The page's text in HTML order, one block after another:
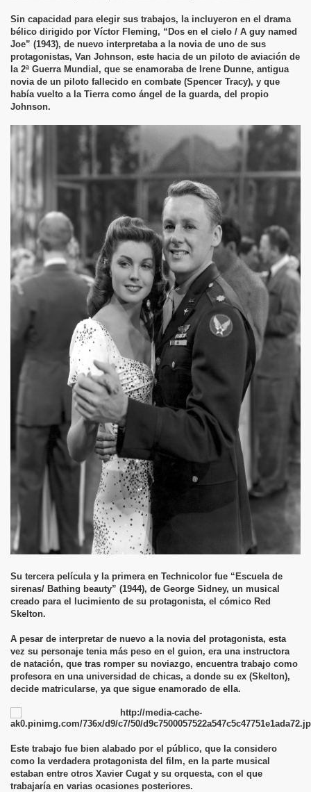
Sin capacidad para elegir sus trabajos, la incluyeron en el drama
bélico dirigido por Víctor Fleming, “Dos en el cielo / A guy named
Joe” (1943), de nuevo interpretaba a la novia de uno de sus
protagonistas, Van Johnson, este hacia de un piloto de aviación de
la 2ª Guerra Mundial, que se enamoraba de Irene Dunne, antigua
novia de un piloto fallecido en combate (Spencer Tracy), y que
había vuelto a la Tierra como ángel de la guarda, del propio
Johnson.
Su tercera película y la primera en Technicolor fue “Escuela de
sirenas/ Bathing beauty” (1944), de George Sidney, un musical
creado para el lucimiento de su protagonista, el cómico Red
Skelton.
A pesar de interpretar de nuevo a la novia del protagonista, esta
vez su personaje tenia más peso en el guion, era una instructora
de natación, que tras romper su noviazgo, encuentra trabajo como
profesora en una universidad de chicas, a donde su ex (Skelton),
decide matricularse, ya que sigue enamorado de ella.
Este trabajo fue bien alabado por el público, que la considero
como la verdadera protagonista del film, en la parte musical
estaban entre otros Xavier Cugat y su orquesta, con el que
trabajaría en varias ocasiones posteriores.